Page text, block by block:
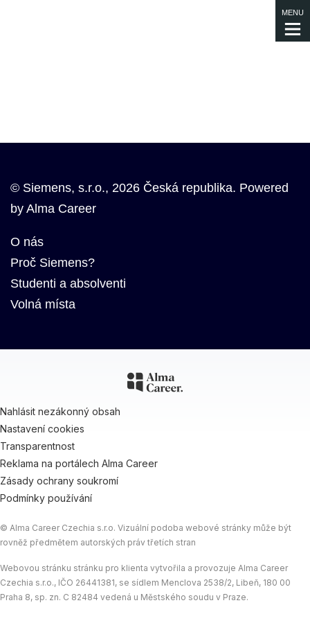
MENU
© Siemens, s.r.o., 2026 Česká republika. Powered
by Alma Career
O nás
Proč Siemens?
Studenti a absolventi
Volná místa
Nahlásit nezákonný obsah
Nastavení cookies
Transparentnost
Reklama na portálech Alma Career
Zásady ochrany soukromí
Podmínky používání
© Alma Career Czechia s.r.o. Vizuální podoba webové stránky může být
rovněž předmětem autorských práv třetích stran
Webovou stránku stránku pro klienta vytvořila a provozuje Alma Career
Czechia s.r.o., IČO 26441381, se sídlem Menclova 2538/2, Libeň, 180 00
Praha 8, sp. zn. C 82484 vedená u Městského soudu v Praze.